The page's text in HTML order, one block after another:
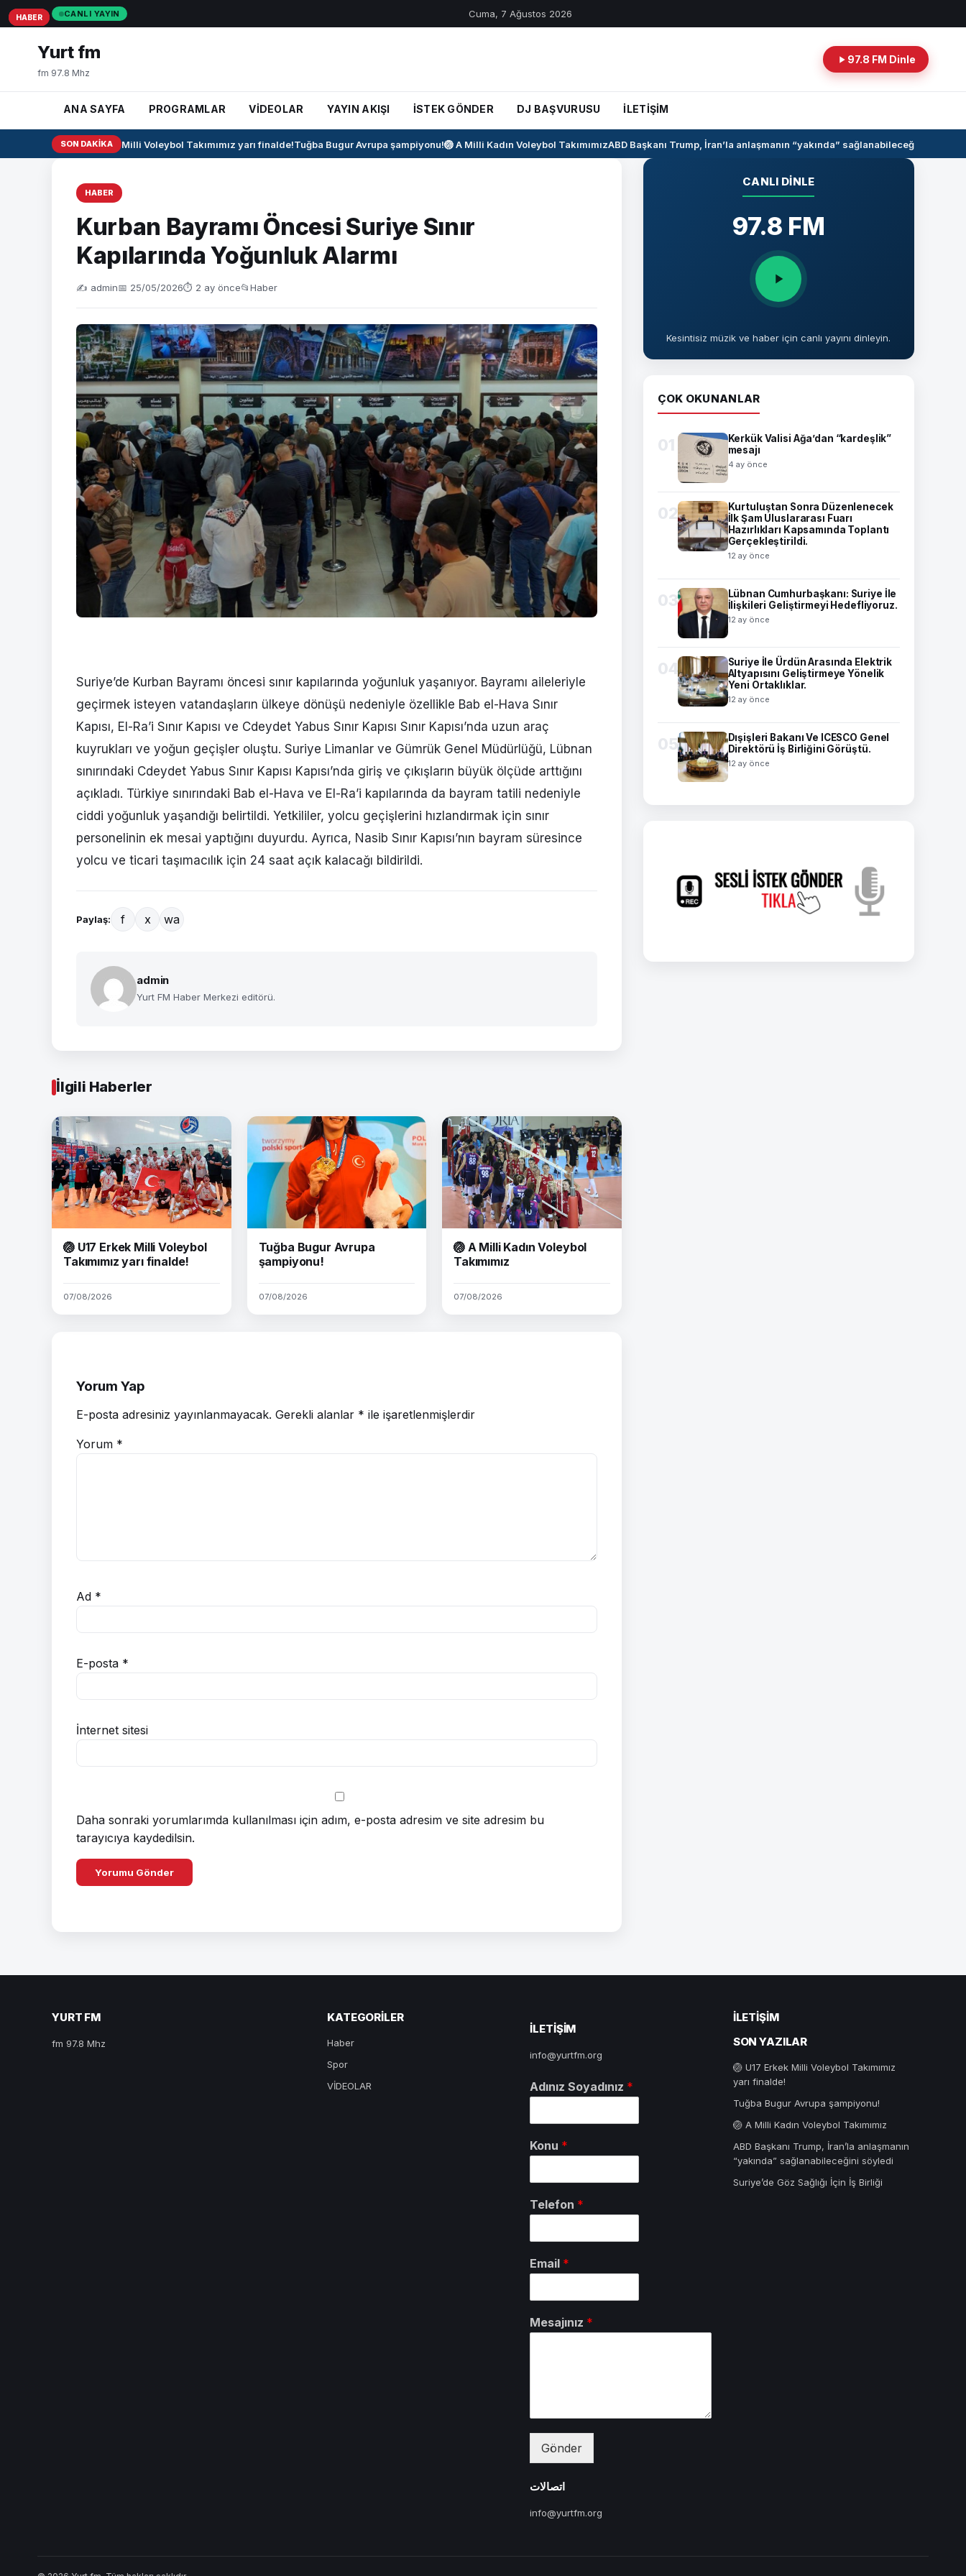
CANLI YAYIN Cuma, 7 Ağustos 2026
Yurt fm
fm 97.8 Mhz
97.8 FM Dinle
ANA SAYFA PROGRAMLAR VİDEOLAR YAYIN AKIŞI İSTEK GÖNDER DJ BAŞVURUSU İLETİŞİM
SON DAKIKA
🏐 U17 Erkek Milli Voleybol Takımımız yarı finalde!Tuğba Bugur Avrupa şampiyonu!🏐 A Milli Kadın Voleybol TakımımızABD Başkanı Trump, İran’la anlaşmanın “yakında” sağlanabileceğini söyledi
HABER
Kurban Bayramı Öncesi Suriye Sınır
Kapılarında Yoğunluk Alarmı
✍️ admin📅 25/05/2026⏱ 2 ay önce📂Haber
Suriye’de Kurban Bayramı öncesi sınır kapılarında yoğunluk yaşanıyor. Bayramı aileleriyle
geçirmek isteyen vatandaşların ülkeye dönüşü nedeniyle özellikle Bab el-Hava Sınır
Kapısı, El-Ra’i Sınır Kapısı ve Cdeydet Yabus Sınır Kapısı Sınır Kapısı’nda uzun araç
kuyrukları ve yoğun geçişler oluştu. Suriye Limanlar ve Gümrük Genel Müdürlüğü, Lübnan
sınırındaki Cdeydet Yabus Sınır Kapısı Kapısı’nda giriş ve çıkışların büyük ölçüde arttığını
açıkladı. Türkiye sınırındaki Bab el-Hava ve El-Ra’i kapılarında da bayram tatili nedeniyle
ciddi yoğunluk yaşandığı belirtildi. Yetkililer, yolcu geçişlerini hızlandırmak için sınır
personelinin ek mesai yaptığını duyurdu. Ayrıca, Nasib Sınır Kapısı’nın bayram süresince
yolcu ve ticari taşımacılık için 24 saat açık kalacağı bildirildi.
Paylaş: f x wa
admin
Yurt FM Haber Merkezi editörü.
İlgili Haberler
HABER
🏐 U17 Erkek Milli Voleybol
Takımımız yarı finalde!
07/08/2026
HABER
Tuğba Bugur Avrupa
şampiyonu!
07/08/2026
HABER
🏐 A Milli Kadın Voleybol
Takımımız
07/08/2026
Yorum Yap
E-posta adresiniz yayınlanmayacak. Gerekli alanlar * ile işaretlenmişlerdir
Yorum *
Ad *
E-posta *
İnternet sitesi
Daha sonraki yorumlarımda kullanılması için adım, e-posta adresim ve site adresim bu
tarayıcıya kaydedilsin.
CANLI DINLE
97.8 FM
Kesintisiz müzik ve haber için canlı yayını dinleyin.
ÇOK OKUNANLAR
01
Kerkük Valisi Ağa’dan “kardeşlik”
mesajı
4 ay önce
02
Kurtuluştan Sonra Düzenlenecek
İlk Şam Uluslararası Fuarı
Hazırlıkları Kapsamında Toplantı
Gerçekleştirildi.
12 ay önce
03
Lübnan Cumhurbaşkanı: Suriye İle
İlişkileri Geliştirmeyi Hedefliyoruz.
12 ay önce
04
Suriye İle Ürdün Arasında Elektrik
Altyapısını Geliştirmeye Yönelik
Yeni Ortaklıklar.
12 ay önce
05
Dışişleri Bakanı Ve ICESCO Genel
Direktörü İş Birliğini Görüştü.
12 ay önce
YURT FM
fm 97.8 Mhz
KATEGORILER
Haber
Spor
VİDEOLAR
ILETIŞIM
info@yurtfm.org
Adınız Soyadınız *
Konu *
Telefon *
Email *
Mesajınız *
Gönder
اتصالات
info@yurtfm.org
İLETIŞIM
SON YAZILAR
🏐 U17 Erkek Milli Voleybol Takımımız
yarı finalde!
Tuğba Bugur Avrupa şampiyonu!
🏐 A Milli Kadın Voleybol Takımımız
ABD Başkanı Trump, İran’la anlaşmanın
“yakında” sağlanabileceğini söyledi
Suriye’de Göz Sağlığı İçin İş Birliği